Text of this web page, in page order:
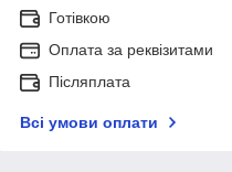
Готівкою
Оплата за реквізитами
Післяплата
Всі умови оплати